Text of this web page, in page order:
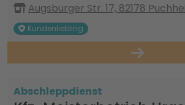
Augsburger Str. 17, 82178
Kundenliebling
Abschleppdienst